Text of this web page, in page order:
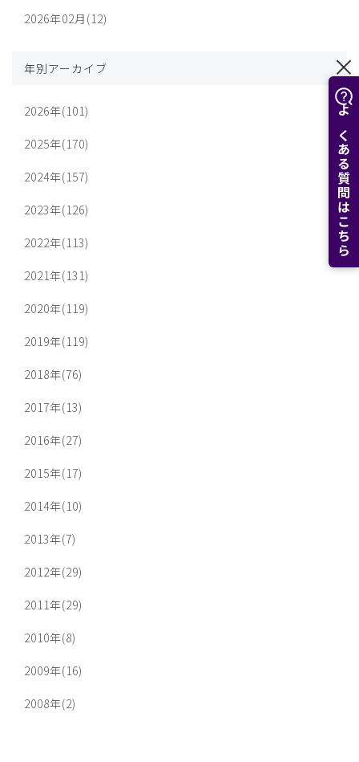
よくある質問はこちら
2026年02月(12)
年別アーカイブ
2026年(101)
2025年(170)
2024年(157)
2023年(126)
2022年(113)
2021年(131)
2020年(119)
2019年(119)
2018年(76)
2017年(13)
2016年(27)
2015年(17)
2014年(10)
2013年(7)
2012年(29)
2011年(29)
2010年(8)
2009年(16)
2008年(2)